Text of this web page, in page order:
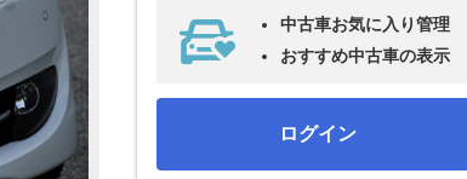
中古車お気に入り管理
おすすめ中古車の表示
ログイン